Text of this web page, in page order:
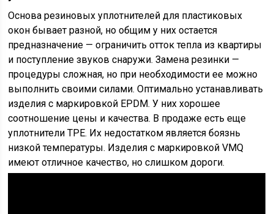
Основа резиновых уплотнителей для пластиковых
окон бывает разной, но общим у них остается
предназначение — ограничить отток тепла из квартиры
и поступление звуков снаружи. Замена резинки —
процедуры сложная, но при необходимости ее можно
выполнить своими силами. Оптимально устанавливать
изделия с маркировкой EPDM. У них хорошее
соотношение цены и качества. В продаже есть еще
уплотнители TPE. Их недостатком является боязнь
низкой температуры. Изделия с маркировкой VMQ
имеют отличное качество, но слишком дороги.